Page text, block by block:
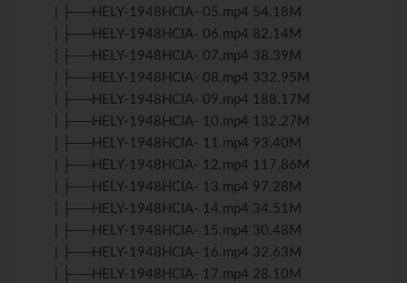
| ├──HELY-1948HCIA- 05.mp4 54.18M
| ├──HELY-1948HCIA- 06.mp4 82.14M
| ├──HELY-1948HCIA- 07.mp4 38.39M
| ├──HELY-1948HCIA- 08.mp4 332.95M
| ├──HELY-1948HCIA- 09.mp4 188.17M
| ├──HELY-1948HCIA- 10.mp4 132.27M
| ├──HELY-1948HCIA- 11.mp4 93.40M
| ├──HELY-1948HCIA- 12.mp4 117.86M
| ├──HELY-1948HCIA- 13.mp4 97.28M
| ├──HELY-1948HCIA- 14.mp4 34.51M
| ├──HELY-1948HCIA- 15.mp4 30.48M
| ├──HELY-1948HCIA- 16.mp4 32.63M
| ├──HELY-1948HCIA- 17.mp4 28.10M